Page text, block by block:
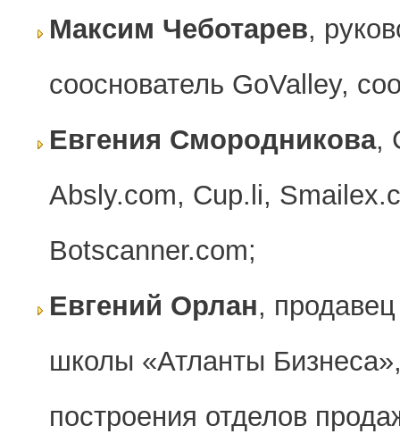
Максим Чеботарев,
сооснователь GoValley,
Евгения Смородникова,
Absly.com, Cup.li,
Botscanner.com;
Евгений Орлан,
школы «Атланты
построения отделов